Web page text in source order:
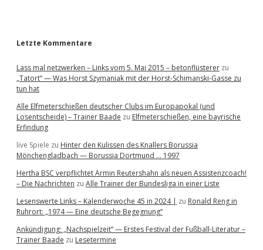
Letzte Kommentare
Lass mal netzwerken – Links vom 5. Mai 2015 – betonflüsterer zu
„Tatort“ — Was Horst Szymaniak mit der Horst-Schimanski-Gasse zu
tun hat
Alle Elfmeterschießen deutscher Clubs im Europapokal (und
Losentscheide) – Trainer Baade zu Elfmeterschießen, eine bayrische
Erfindung
live Spiele zu Hinter den Kulissen des Knallers Borussia
Mönchengladbach — Borussia Dortmund … 1997
Hertha BSC verpflichtet Armin Reutershahn als neuen Assistenzcoach!
– Die Nachrichten zu Alle Trainer der Bundesliga in einer Liste
Lesenswerte Links – Kalenderwoche 45 in 2024 | zu Ronald Reng in
Ruhrort: „1974 — Eine deutsche Begegnung“
Ankündigung: „Nachspielzeit“ — Erstes Festival der Fußball-Literatur –
Trainer Baade zu Lesetermine